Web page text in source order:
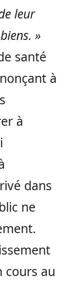
leur
»
santé
à
à
dans
ne
cours au